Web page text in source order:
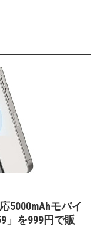
5000mAhモバイ
」を999円で販